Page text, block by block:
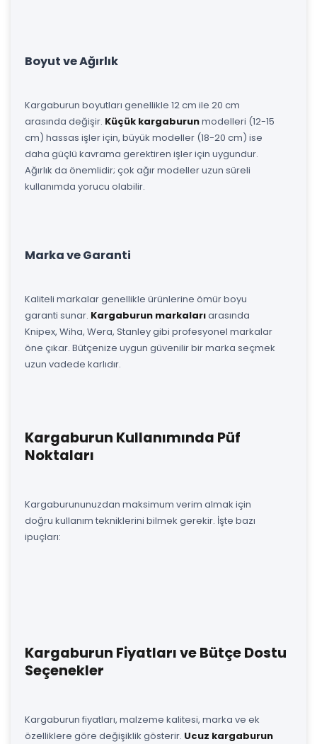
Boyut ve Ağırlık
Kargaburun boyutları genellikle 12 cm ile 20 cm
arasında değişir. Küçük kargaburunmodelleri (12-15
cm) hassas işler için, büyük modeller (18-20 cm) ise
daha güçlü kavrama gerektiren işler için uygundur.
Ağırlık da önemlidir; çok ağır modeller uzun süreli
kullanımda yorucu olabilir.
Marka ve Garanti
Kaliteli markalar genellikle ürünlerine ömür boyu
garanti sunar. Kargaburun markalarıarasında
Knipex, Wiha, Wera, Stanley gibi profesyonel markalar
öne çıkar. Bütçenize uygun güvenilir bir marka seçmek
uzun vadede karlıdır.
Kargaburun Kullanımında Püf
Noktaları
Kargaburununuzdan maksimum verim almak için
doğru kullanım tekniklerini bilmek gerekir. İşte bazı
ipuçları:
Kargaburun Fiyatları ve Bütçe Dostu
Seçenekler
Kargaburun fiyatları, malzeme kalitesi, marka ve ek
özelliklere göre değişiklik gösterir. Ucuz kargaburun